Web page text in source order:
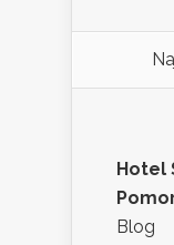
Hotel
Blog